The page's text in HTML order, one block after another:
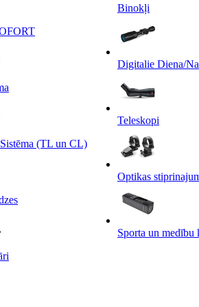
(TL un CL)
Binokļi
Digitalie Diena/
Teleskopi
Optikas
Sporta un medību